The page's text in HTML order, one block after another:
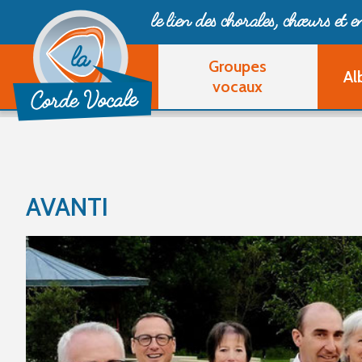
le lien des chorales, chœurset
Groupes
vocaux
AVANTI